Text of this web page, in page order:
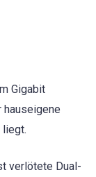
Gigabit
liegt.
verlötete Dual-